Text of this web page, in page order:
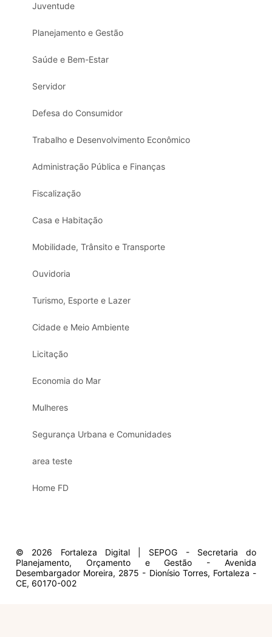
Juventude
Planejamento e Gestão
Saúde e Bem-Estar
Servidor
Defesa do Consumidor
Trabalho e Desenvolvimento Econômico
Administração Pública e Finanças
Fiscalização
Casa e Habitação
Mobilidade, Trânsito e Transporte
Ouvidoria
Turismo, Esporte e Lazer
Cidade e Meio Ambiente
Licitação
Economia do Mar
Mulheres
Segurança Urbana e Comunidades
area teste
Home FD
© 2026 Fortaleza Digital | SEPOG - Secretaria do
Planejamento, Orçamento e Gestão - Avenida
Desembargador Moreira, 2875 - Dionísio Torres, Fortaleza -
CE, 60170-002